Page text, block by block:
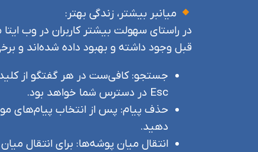
میانبر بیشتر، زندگی بهتر:
قبل وجود داشته و بهبود داده شده‌اند و
Esc در دسترس شما خواهد بود.
دهید.
انتقال میان پوشه‌ها: برای انتقال